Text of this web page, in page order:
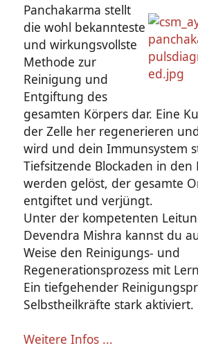
Panchakarma stellt
die wohl bekannteste
und wirkungsvollste
Methode zur
Reinigung und
Entgiftung des
gesamten Körpers dar. Eine
der Zelle her regenerieren
wird und dein Immunsystem
Tiefsitzende Blockaden in den
werden gelöst, der gesamte
entgiftet und verjüngt.
Unter der kompetenten
Devendra Mishra kannst du
Weise den Reinigungs- und
Regenerationsprozess mit
Ein tiefgehender
Selbstheilkräfte stark aktiviert.
Weitere Infos ...